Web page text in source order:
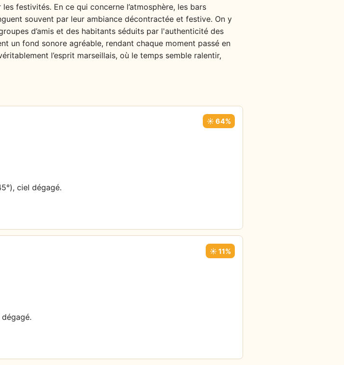
festivités. En ce qui concerne l’atmosphère, les bars
souvent par leur ambiance décontractée et festive. On y
d’amis et des habitants séduits par l'authenticité des
un fond sonore agréable, rendant chaque moment passé en
l’esprit marseillais, où le temps semble ralentir,
☀️ 64%
ciel dégagé.
☀️ 11%